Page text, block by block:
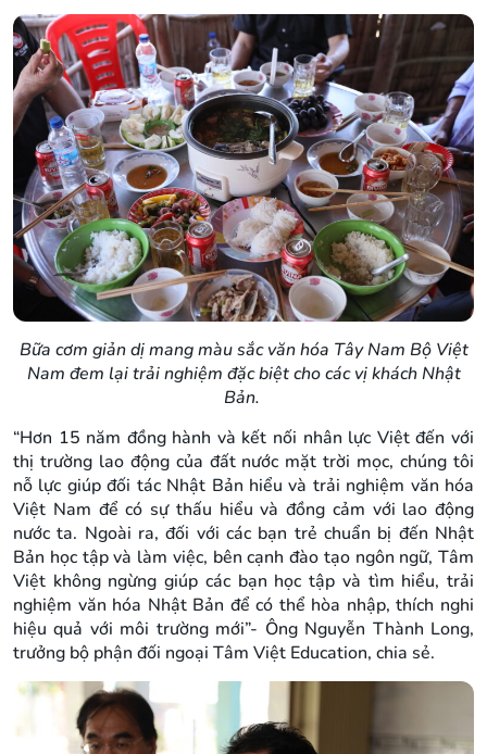
Bữa cơm giản dị mang màu sắc văn hóa Tây Nam Bộ Việt
Nam đem lại trải nghiệm đặc biệt cho các vị khách Nhật
Bản.
“Hơn 15 năm đồng hành và kết nối nhân lực Việt đến với
thị trường lao động của đất nước mặt trời mọc, chúng tôi
nỗ lực giúp đối tác Nhật Bản hiểu và trải nghiệm văn hóa
Việt Nam để có sự thấu hiểu và đồng cảm với lao động
nước ta. Ngoài ra, đối với các bạn trẻ chuẩn bị đến Nhật
Bản học tập và làm việc, bên cạnh đào tạo ngôn ngữ, Tâm
Việt không ngừng giúp các bạn học tập và tìm hiểu, trải
nghiệm văn hóa Nhật Bản để có thể hòa nhập, thích nghi
hiệu quả với môi trường mới”- Ông Nguyễn Thành Long,
trưởng bộ phận đối ngoại Tâm Việt Education, chia sẻ.